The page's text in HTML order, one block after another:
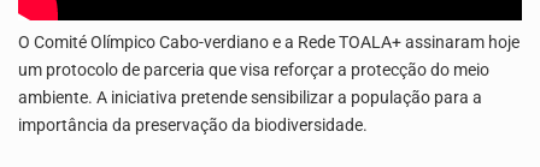
O Comité Olímpico Cabo-verdiano e a Rede TOALA+ assinaram hoje
um protocolo de parceria que visa reforçar a protecção do meio
ambiente. A iniciativa pretende sensibilizar a população para a
importância da preservação da biodiversidade.